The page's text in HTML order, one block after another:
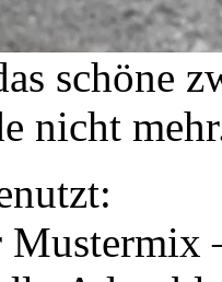
schöne
nicht
Mustermix